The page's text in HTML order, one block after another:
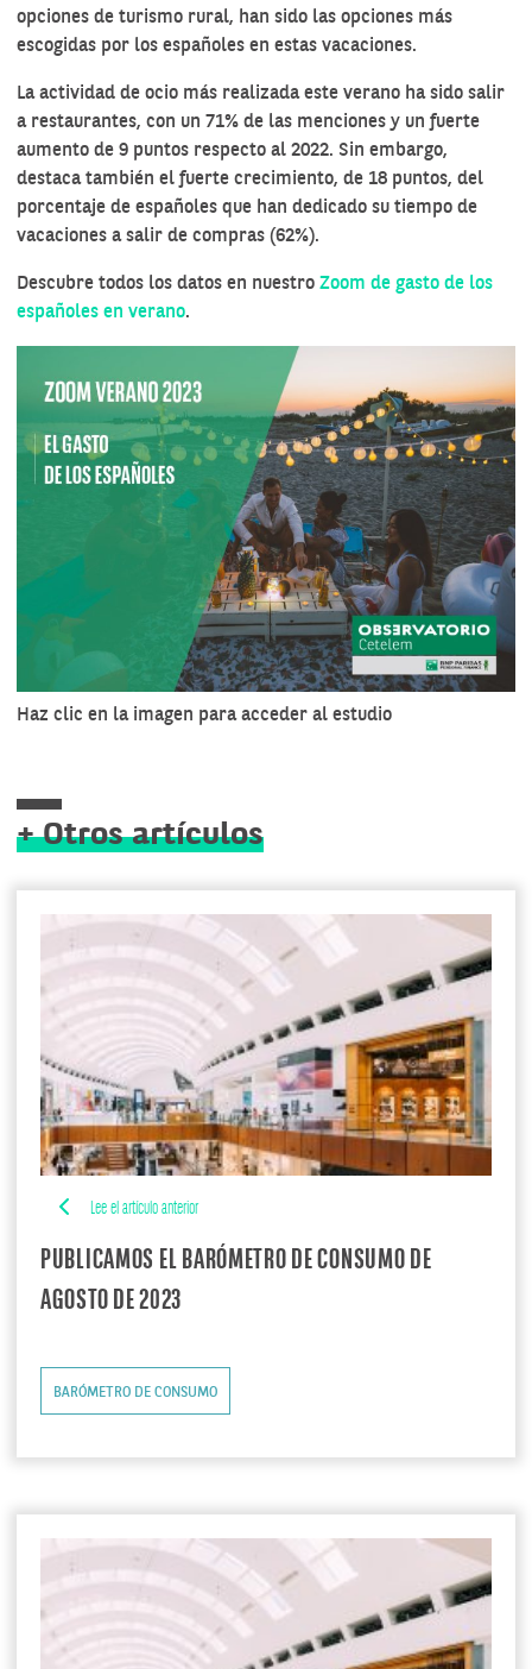
opciones de turismo rural, han sido las opciones más
escogidas por los españoles en estas vacaciones.
La actividad de ocio más realizada este verano ha sido salir
a restaurantes, con un 71% de las menciones y un fuerte
aumento de 9 puntos respecto al 2022. Sin embargo,
destaca también el fuerte crecimiento, de 18 puntos, del
porcentaje de españoles que han dedicado su tiempo de
vacaciones a salir de compras (62%).
Descubre todos los datos en nuestro Zoom de gasto de los
españoles en verano.
Haz clic en la imagen para acceder al estudio
+ Otros artículos
Lee el artículo anterior
PUBLICAMOS EL BARÓMETRO DE CONSUMO DE
AGOSTO DE 2023
BARÓMETRO DE CONSUMO